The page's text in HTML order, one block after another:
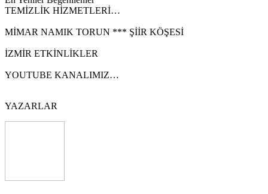
TEMİZLİK HİZMETLERİ…
MİMAR NAMIK TORUN *** ŞİİR KÖŞESİ
İZMİR ETKİNLİKLER
YOUTUBE KANALIMIZ…
YAZARLAR